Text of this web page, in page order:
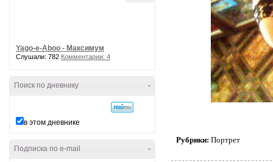
Yago-e-Aboo - Максимум
Слушали: 782 Комментарии: 4
-
Поиск по дневнику
в этом дневнике
-
Подписка по e-mail
Рубрики: Портрет